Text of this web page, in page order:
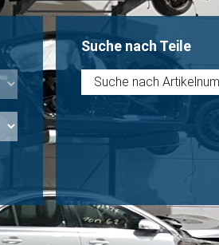
Suche nach Teile